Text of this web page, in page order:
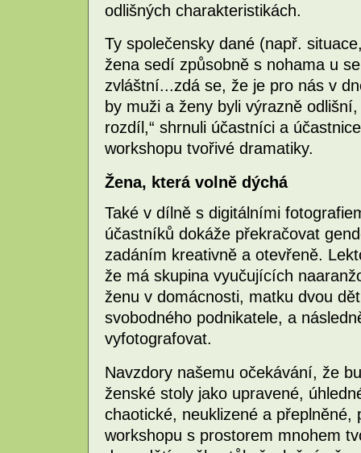
odlišných charakteristikách.
Ty společensky dané (např.
žena sedí způsobně s nohama u
zvláštní...zdá se, že je pro nás v
by muži a ženy byli výrazně
rozdíl,“ shrnuli účastníci a
workshopu tvořivé dramatiky.
Žena, která volně dýchá
Také v dílně s digitálními
účastníků dokáže překračovat
zadáním kreativně a otevřeně.
že má skupina vyučujících
ženu v domácnosti, matku dvou
svobodného podnikatele, a
vyfotografovat.
Navzdory našemu očekávání, že
ženské stoly jako upravené,
chaotické, neuklizené a
workshopu s prostorem mnohem